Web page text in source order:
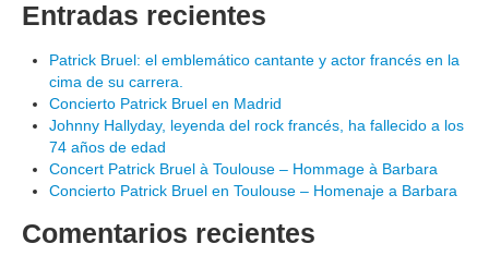
Entradas recientes
Patrick Bruel: el emblemático cantante y actor francés en la
cima de su carrera.
Concierto Patrick Bruel en Madrid
Johnny Hallyday, leyenda del rock francés, ha fallecido a los
74 años de edad
Concert Patrick Bruel à Toulouse – Hommage à Barbara
Concierto Patrick Bruel en Toulouse – Homenaje a Barbara
Comentarios recientes